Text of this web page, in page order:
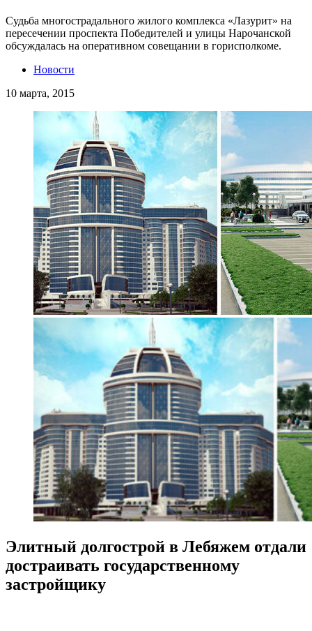
Судьба многострадального жилого комплекса «Лазурит» на
пересечении проспекта Победителей и улицы Нарочанской
обсуждалась на оперативном совещании в горисполкоме.
Новости
10 марта, 2015
Элитный долгострой в Лебяжем отдали
достраивать государственному
застройщику